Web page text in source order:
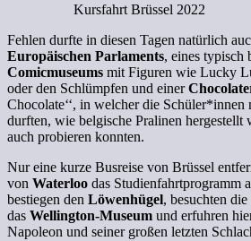
Kursfahrt Brüssel 2022
Fehlen durfte in diesen Tagen natürlich
Europäischen Parlaments, eines typisch
Comicmuseums mit Figuren wie Lucky
oder den Schlümpfen und einer
Chocolate‘‘, in welcher die Schüler*innen
durften, wie belgische Pralinen hergestellt
auch probieren konnten.
Nur eine kurze Busreise von Brüssel
von Waterloo das Studienfahrtprogramm
bestiegen den Löwenhügel, besuchten die
das Wellington-Museum und erfuhren
Napoleon und seiner großen letzten